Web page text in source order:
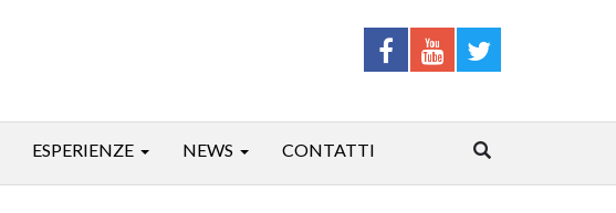
ESPERIENZE NEWS CONTATTI